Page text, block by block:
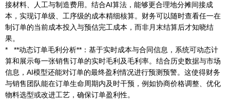
接材料、人工与制造费用。结合AI算法，能够更合理地分摊间接成
本，实现订单级、工序级的成本精细核算。财务可以随时查看任一在
制订单的当前成本投入与预估完工成本，而非月末结算后才知晓结
果。
* **动态订单毛利分析**：基于实时成本与合同信息，系统可动态计
算和展示每一张销售订单的实时毛利及毛利率。结合历史数据与市场
信息，AI模型还能对订单的最终盈利情况进行预测预警。这使得财务
与销售团队能在订单生命周期内及时干预，例如协商价格调整、优化
物料选型或改进工艺，确保订单盈利性。